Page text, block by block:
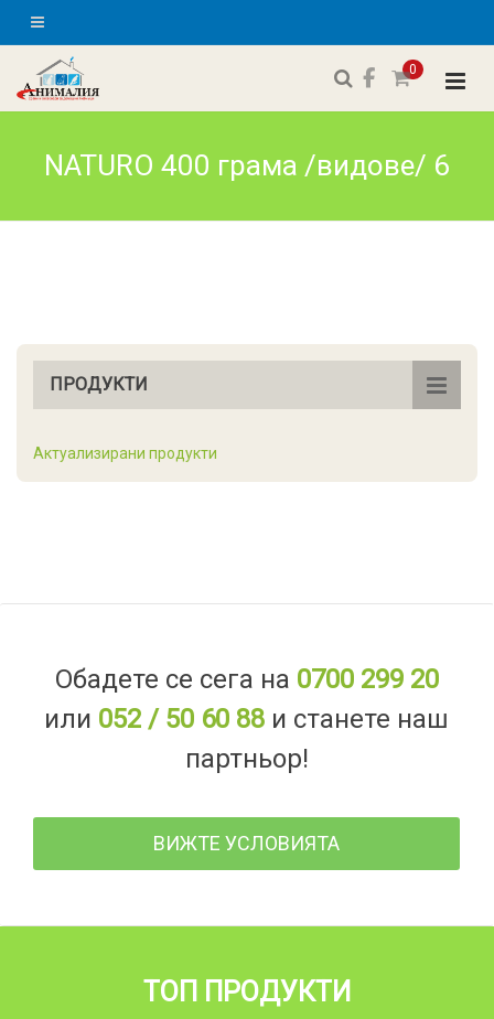
0
NATURO 400 грама /видове/ 6
ПРОДУКТИ
Актуализирани продукти
Обадете се сега на 0700 299 20
или 052 / 50 60 88 и станете наш
партньор!
ВИЖТЕ УСЛОВИЯТА
ТОП ПРОДУКТИ